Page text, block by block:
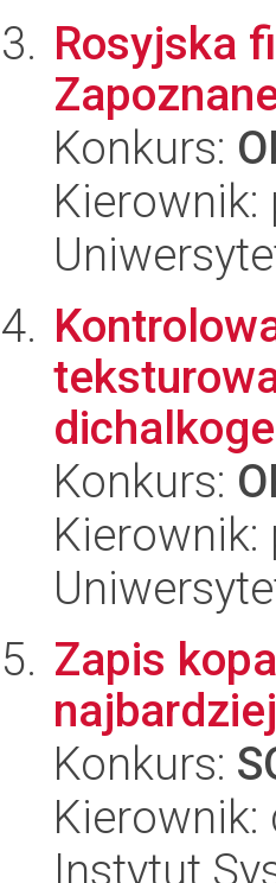
Rosyjska
Konkurs:
Kierownik:
Konkurs:
Kierownik:
Zapis
Konkurs:
Kierownik:
Instytut